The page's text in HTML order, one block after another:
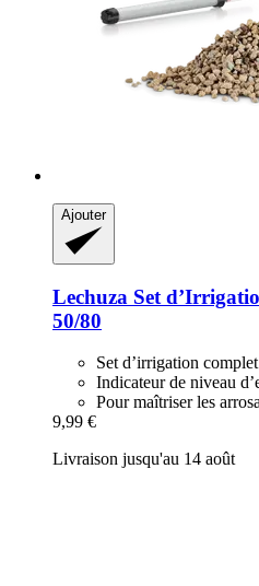
Ajouter
Lechuza Set
50/80
Set d’irrigation complet
Indicateur de niveau
Pour maîtriser les
9,99 €
Livraison jusqu'au 14 août